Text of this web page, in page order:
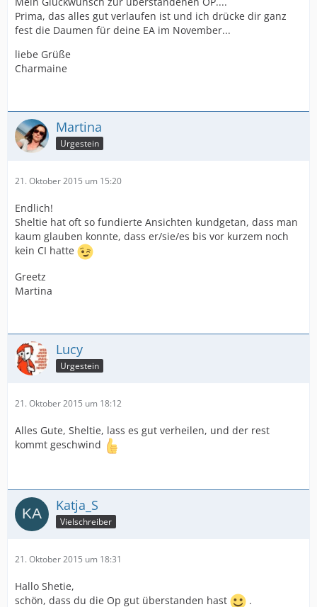
Prima, das alles gut verlaufen ist und ich drücke dir ganz
fest die Daumen für deine EA im November...
liebe Grüße
Charmaine
Martina
Urgestein
21. Oktober 2015 um 15:20
Endlich!
Sheltie hat oft so fundierte Ansichten kundgetan, dass man
kaum glauben konnte, dass er/sie/es bis vor kurzem noch
kein CI hatte
Greetz
Martina
Lucy
Urgestein
21. Oktober 2015 um 18:12
Alles Gute, Sheltie, lass es gut verheilen, und der rest
kommt geschwind
Katja_S
Vielschreiber
21. Oktober 2015 um 18:31
Hallo Shetie,
schön, dass du die Op gut überstanden hast
.